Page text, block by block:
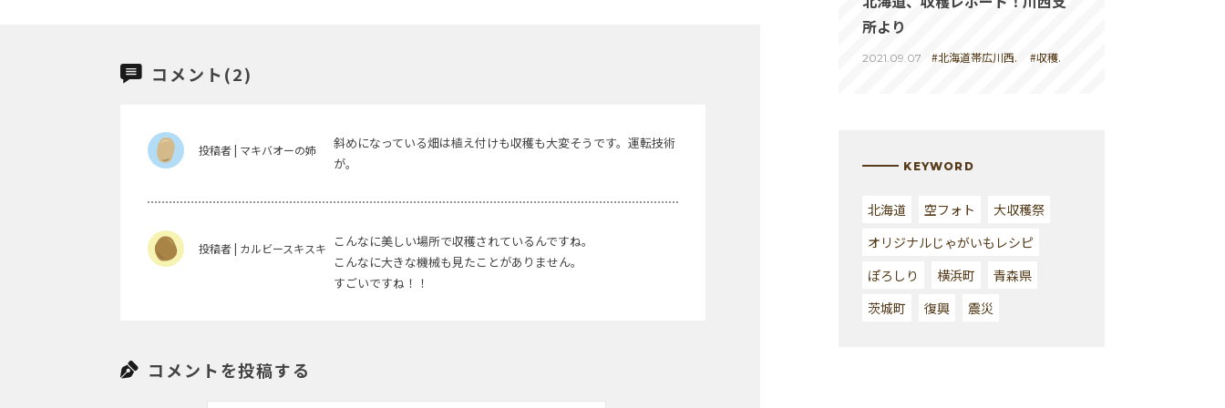
コメント(2)
投稿者 | マキバオーの姉
斜めになっている畑は植え付けも収穫も大変そうです。運転技術
が。
投稿者 | カルビースキスキ
こんなに美しい場所で収穫されているんですね。
こんなに大きな機械も見たことがありません。
すごいですね！！
コメントを投稿する
所より
2021.09.07 #北海道帯広川西. #収穫.
KEYWORD
北海道 空フォト
大収穫祭
オリジナルじゃがいもレシピ
ぽろしり
横浜町
青森県
茨城町
復興 震災